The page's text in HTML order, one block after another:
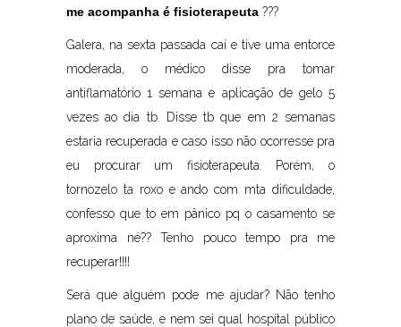
me acompanha é fisioterapeuta ???
Galera, na sexta passada caí e tive uma entorce
moderada, o médico disse pra tomar
antiflamatório 1 semana e aplicação de gelo 5
vezes ao dia tb. Disse tb que em 2 semanas
estaria recuperada e caso isso não ocorresse pra
eu procurar um fisioterapeuta. Porém, o
tornozelo ta roxo e ando com mta dificuldade,
confesso que to em pânico pq o casamento se
aproxima né?? Tenho pouco tempo pra me
recuperar!!!!
Será que alguém pode me ajudar? Não tenho
plano de saúde, e nem sei qual hospital público